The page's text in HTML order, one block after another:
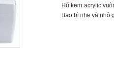
Hũ kem acrylic
Bao bì nhẹ và nhỏ